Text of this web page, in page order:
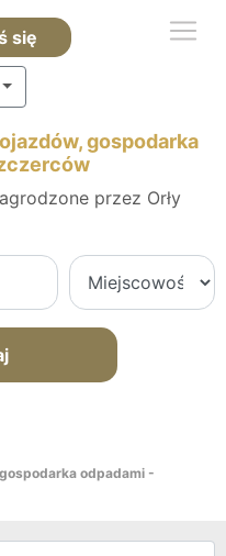
się
gospodarka
przez Orły
odpadami -